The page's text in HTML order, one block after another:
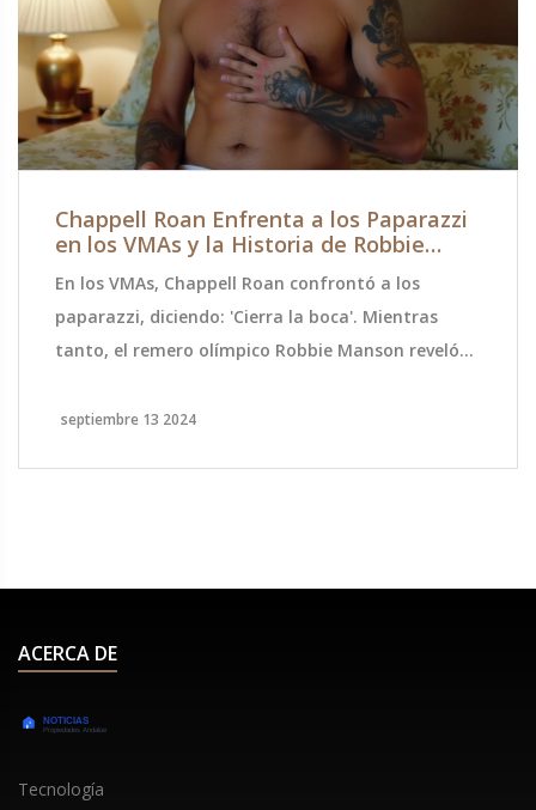
Chappell Roan Enfrenta a los Paparazzi
en los VMAs y la Historia de Robbie
En los VMAs, Chappell Roan confrontó a los
paparazzi, diciendo: 'Cierra la boca'. Mientras
tanto, el remero olímpico Robbie Manson reveló
carrera deportiva, inspirado por Matthew
septiembre 13 2024
ACERCA DE
Tecnología